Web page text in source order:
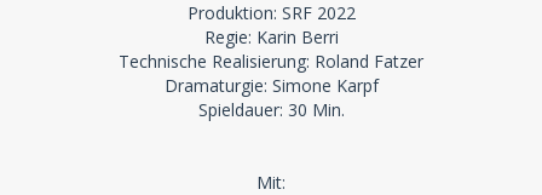
Produktion: SRF 2022
Regie: Karin Berri
Technische Realisierung: Roland Fatzer
Dramaturgie: Simone Karpf
Spieldauer: 30 Min.
Mit: